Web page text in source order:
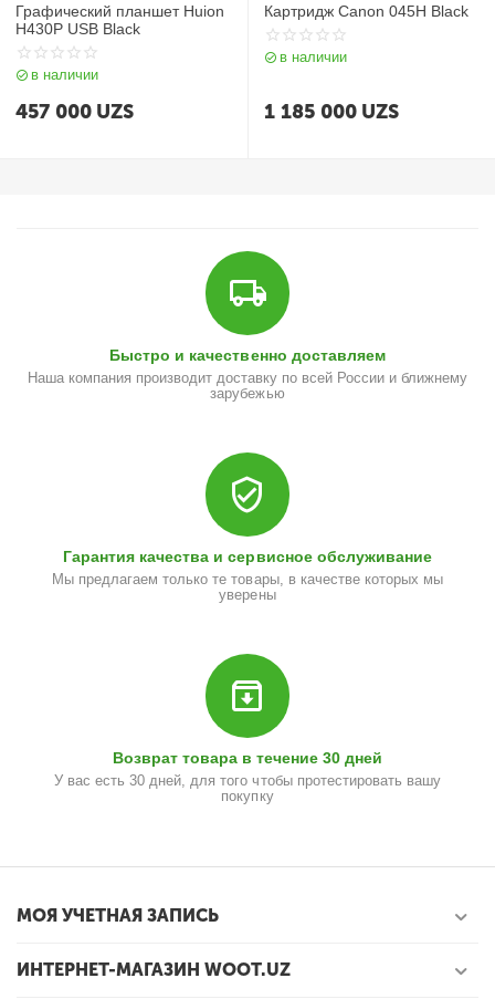
Графический планшет Huion
H430P USB Black
в наличии
457 000 UZS
Картридж Canon 045H Black
в наличии
1 185 000 UZS
Быстро и качественно доставляем
Наша компания производит доставку по всей России и ближнему
зарубежью
Гарантия качества и сервисное обслуживание
Мы предлагаем только те товары, в качестве которых мы
уверены
Возврат товара в течение 30 дней
У вас есть 30 дней, для того чтобы протестировать вашу
покупку
МОЯ УЧЕТНАЯ ЗАПИСЬ
ИНТЕРНЕТ-МАГАЗИН WOOT.UZ